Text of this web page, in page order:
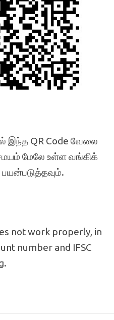
இந்த QR Code வேலை
மேலே உள்ள வங்கிக்
not work properly, in
number and IFSC